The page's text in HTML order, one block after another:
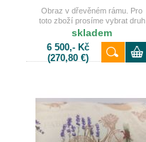
Obraz v dřevěném rámu. Pro
toto zboží prosíme vybrat druh
dopravy nestandardní zásilka
nebo osobní odběr. Děkujeme.
skladem
6 500,- Kč
(270,80 €)